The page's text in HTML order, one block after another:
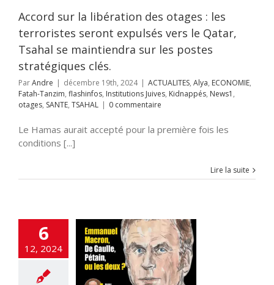
Institutions
SANTE TSAHAL
Accord sur la libération des otages : les
terroristes seront expulsés vers le Qatar,
Tsahal se maintiendra sur les postes
stratégiques clés.
ParAndre | décembre 19th, 2024 | ACTUALITES, Alya, ECONOMIE,
Fatah-Tanzim, flashinfos, Institutions Juives, Kidnappés, News1 ,
otages, SANTE, TSAHAL | 0 commentaire
Le Hamas aurait accepté pour la première fois les
conditions [...]
Lire la suite
6
12, 2024
le
d’Oxygène
d’Israël
LA UNE Accords
israélo-
ACTUALITES
Alya Anti-
Antisémitisme
Chine
Clima-
Coup de
cybersécurité
ETATS-
Israël Fatah-
flashinfos
Gaz
GUERRE DE